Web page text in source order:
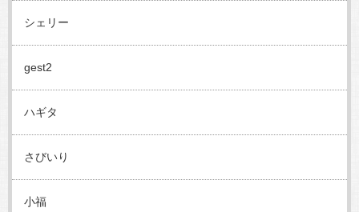
シェリー
gest2
ハギタ
さびいり
小福